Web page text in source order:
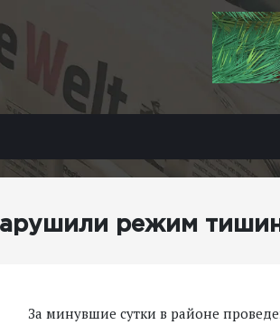
режим
За минувшие сутки в районе